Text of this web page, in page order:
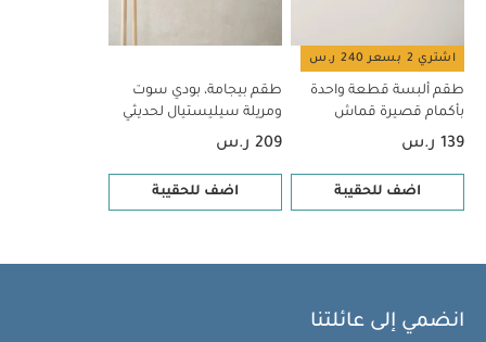
اشتري 2 بسعر 240 ر.س
طقم ألبسة قطعة واحدة
بأكمام قصيرة قماش
عضوي بلون أبيض - 5 قطع
139 ر.س
اضف للحقيبة
طقم بيجامة، بودي سوت
ومريلة سيليستيال لحديثي
الولادة، 5 قطع
209 ر.س
اضف للحقيبة
انضمي إلى عائلتنا